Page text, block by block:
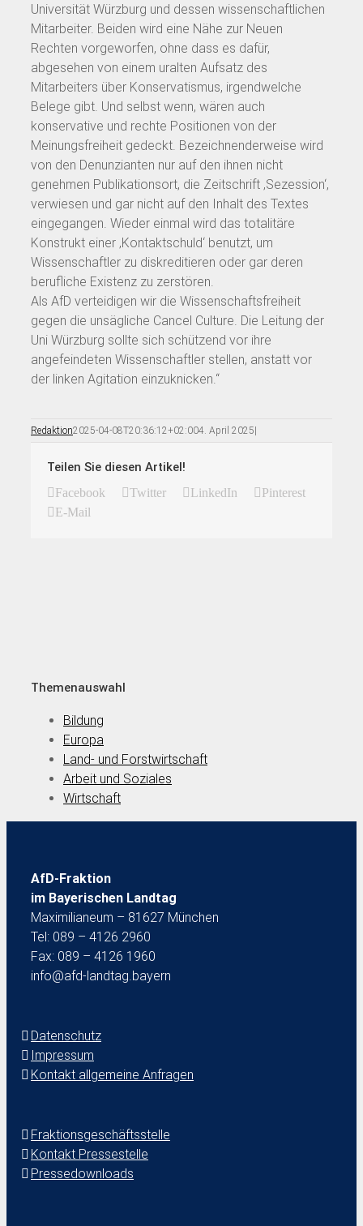
Universität Würzburg und dessen wissenschaftlichen
Mitarbeiter. Beiden wird eine Nähe zur Neuen
Rechten vorgeworfen, ohne dass es dafür,
abgesehen von einem uralten Aufsatz des
Mitarbeiters über Konservatismus, irgendwelche
Belege gibt. Und selbst wenn, wären auch
konservative und rechte Positionen von der
Meinungsfreiheit gedeckt. Bezeichnenderweise wird
von den Denunzianten nur auf den ihnen nicht
genehmen Publikationsort, die Zeitschrift ‚Sezession‘,
verwiesen und gar nicht auf den Inhalt des Textes
eingegangen. Wieder einmal wird das totalitäre
Konstrukt einer ‚Kontaktschuld‘ benutzt, um
Wissenschaftler zu diskreditieren oder gar deren
berufliche Existenz zu zerstören.
Als AfD verteidigen wir die Wissenschaftsfreiheit
gegen die unsägliche Cancel Culture. Die Leitung der
Uni Würzburg sollte sich schützend vor ihre
angefeindeten Wissenschaftler stellen, anstatt vor
der linken Agitation einzuknicken.“
Redaktion2025-04-08T20:36:12+02:004. April 2025|
Teilen Sie diesen Artikel!
Facebook Twitter LinkedIn
Pinterest
E-Mail
Themenauswahl
Bildung
Europa
Land- und Forstwirtschaft
Arbeit und Soziales
Wirtschaft
AfD-Fraktion
im Bayerischen Landtag
Maximilianeum – 81627 München
Tel: 089 – 4126 2960
Fax: 089 – 4126 1960
info@afd-landtag.bayern
Datenschutz
Impressum
Kontakt allgemeine Anfragen
Fraktionsgeschäftsstelle
Kontakt Pressestelle
Pressedownloads